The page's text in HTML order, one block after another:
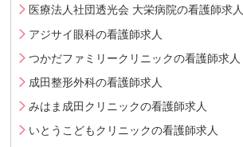
医療法人社団透光会 大栄病院の看護師求人
アジサイ眼科の看護師求人
つかだファミリークリニックの看護師求人
成田整形外科の看護師求人
みはま成田クリニックの看護師求人
いとうこどもクリニックの看護師求人